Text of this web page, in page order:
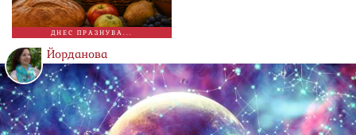
ДНЕС ПРАЗНУВА...
Йорданова